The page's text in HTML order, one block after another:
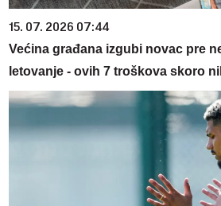
15. 07. 2026 07:44
Većina građana izgubi novac pre
letovanje - ovih 7 troškova skoro